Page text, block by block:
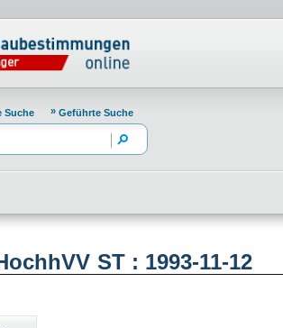
Barrierefreiheit
Suche Geführte Suche
ST : 1993-11-12